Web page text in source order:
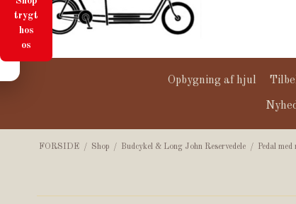
trygt
hos
os
Opbygning af hjul
FORSIDE / Shop / Budcykel & Long John Reservedele / Pedal